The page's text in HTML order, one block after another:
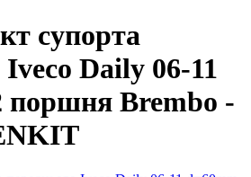
супорта
Iveco Daily 06-11
поршня Brembo -